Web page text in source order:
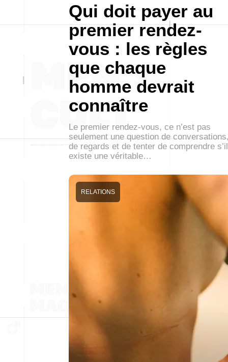
Qui doit payer au
premier rendez-
vous : les règles
que chaque
homme devrait
connaître
Le premier rendez-vous, ce n’est pas
seulement une question de
de regards et de tenter de comprendre s’il
existe une véritable…
RELATIONS